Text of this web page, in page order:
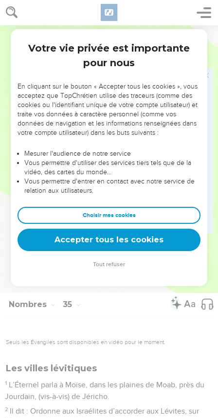
Nombres 34
19 Voici les noms de ces hommes. Pour la tribu de Juda :
Caleb, fils de Yephounné ;
pour la tribu des fils de Siméon : Samuel, fils d’Ammihoud ;
pour la tribu de Benjamin : Élidad, fils de Kislôn ;
pour la tribu des Danites : le chef Bouqqi, fils de Yogli ;
pour les descendants de Joseph, pour la tribu de
Manassé : le chef Hanniel, fils d’Éphod ;
et pour la tribu des Éphraïmites : le chef Qemouel, fils de
Chiphtân ;
pour la tribu des fils de Zabulon : le chef Élitsaphân, fils de
pour la tribu des fils d’Issacar : le chef Paltiel, fils d’Azzân ;
pour la tribu des fils d’Aser : le chef Ahihoud, fils de
Chelomi ;
d’Ammihoud.
Tels sont ceux à qui l’Éternel ordonna de partager le pays
de Canaan entre les Israélites.
© Société biblique française – Bibli’O, 1978, avec autorisation. Pour vous procurer
Nombres 35
Seuls les Évangiles sont disponibles en vidéo pour le moment.
Les villes lévitiques
1 L’Éternel parla à Moïse, dans les plaines de Moab, près du
Jourdain, (vis-à-vis) de Jéricho.
2 Il dit : Ordonne aux Israélites d’accorder aux Lévites, sur
Votre vie privée est importante
pour nous
En cliquant sur le bouton « Accepter tous les cookies », vous
acceptez que TopChrétien utilise des traceurs (comme des
cookies ou l'identifiant unique de votre compte utilisateur) et
traite vos données à caractère personnel (comme vos
données de navigation et les informations renseignées dans
votre compte utilisateur) dans les buts suivants :
Mesurer l'audience de notre service
Vous permettre d'utiliser des services tiers tels que de la
vidéo, des cartes du monde…
Vous permettre d'entrer en contact avec notre service de
relation aux utilisateurs.
Choisir mes cookies
Accepter tous les cookies
Tout refuser